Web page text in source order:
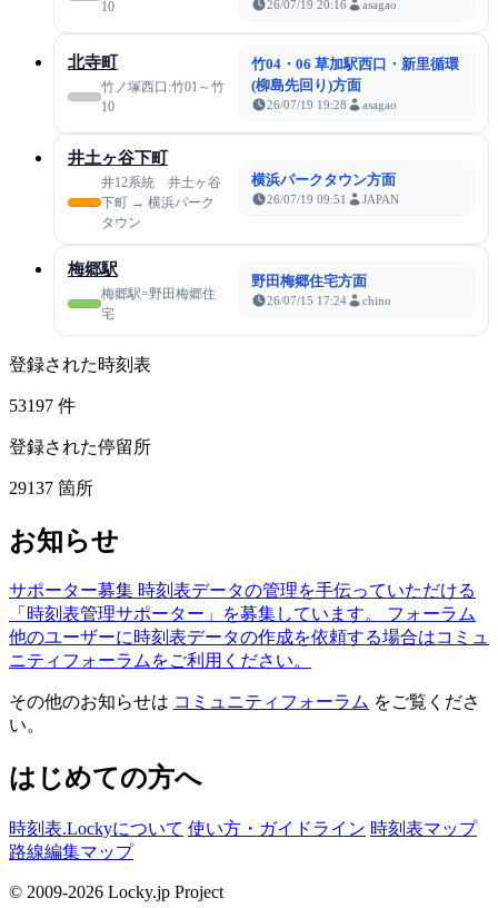
10
26/07/19 20:16 asagao
北寺町
竹ノ塚西口:竹01～竹
10
竹04・06 草加駅西口・新里循環
(柳島先回り)方面
26/07/19 19:28 asagao
井土ヶ谷下町
井12系統 井土ヶ谷
下町 → 横浜パーク
タウン
横浜パークタウン方面
26/07/19 09:51 JAPAN
梅郷駅
梅郷駅=野田梅郷住
宅
野田梅郷住宅方面
26/07/15 17:24 chino
登録された時刻表
53197 件
登録された停留所
29137 箇所
お知らせ
サポーター募集 時刻表データの管理を手伝っていただける
「時刻表管理サポーター」を募集しています。
フォーラム
他のユーザーに時刻表データの作成を依頼する場合はコミュ
ニティフォーラムをご利用ください。
その他のお知らせは コミュニティフォーラム をご覧くださ
い。
はじめての方へ
時刻表.Lockyについて 使い方・ガイドライン 時刻表マップ
路線編集マップ
© 2009-2026 Locky.jp Project